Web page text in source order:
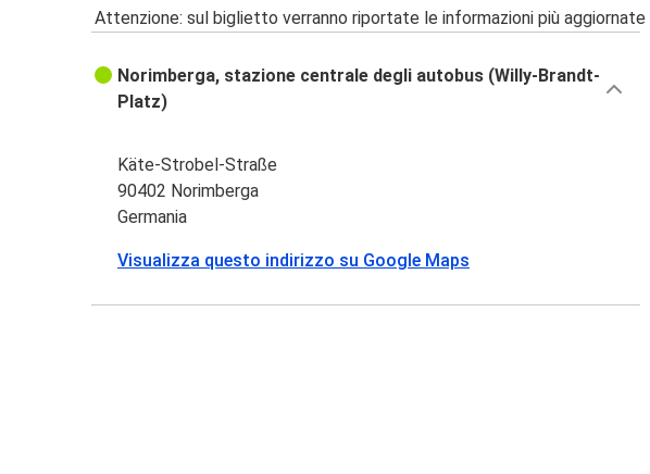
Attenzione: sul biglietto verranno riportate le informazioni più aggiornate
Norimberga, stazione centrale degli autobus (Willy-Brandt-
Platz)
Käte-Strobel-Straße
90402 Norimberga
Germania
Visualizza questo indirizzo su Google Maps